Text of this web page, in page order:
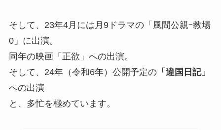
そして、23年4月には月9ドラマの「風間公親ｰ教場
0」に出演。
同年の映画「正欲」への出演。
そして、24年（令和6年）公開予定の「違国日記」
への出演
と、多忙を極めています。